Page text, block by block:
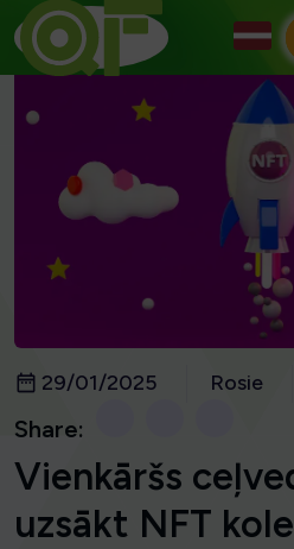
29/01/2025 Rosie
Share:
Vienkāršs
uzsākt NFT